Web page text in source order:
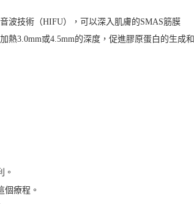
波技術（HIFU），可以深入肌膚的SMAS筋膜
熱3.0mm或4.5mm的深度，促進膠原蛋白的生成和
。
個療程。